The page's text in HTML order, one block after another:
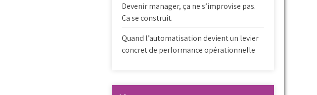
Devenir manager, ça ne s’improvise pas.
Ca se construit.
Quand l’automatisation devient un levier
concret de performance opérationnelle